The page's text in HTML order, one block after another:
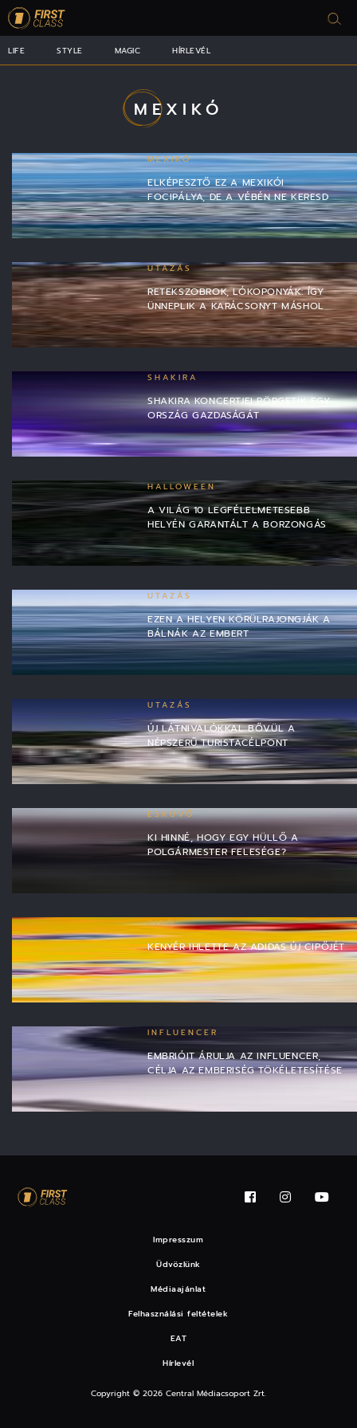
LIFE STYLE MAGIC HÍRLEVÉL
MEXIKÓ
MEXIKÓ
ELKÉPESZTŐ EZ A MEXIKÓI
FOCIPÁLYA, DE A VÉBÉN NE KERESD
UTAZÁS
RETEKSZOBROK, LÓKOPONYÁK: ÍGY
ÜNNEPLIK A KARÁCSONYT MÁSHOL
SHAKIRA
SHAKIRA KONCERTJEI PÖRGETIK EGY
ORSZÁG GAZDASÁGÁT
HALLOWEEN
A VILÁG 10 LEGFÉLELMETESEBB
HELYÉN GARANTÁLT A BORZONGÁS
UTAZÁS
EZEN A HELYEN KÖRÜLRAJONGJÁK A
BÁLNÁK AZ EMBERT
UTAZÁS
ÚJ LÁTNIVALÓKKAL BŐVÜL A
NÉPSZERŰ TURISTACÉLPONT
ESKÜVŐ
KI HINNÉ, HOGY EGY HÜLLŐ A
POLGÁRMESTER FELESÉGE?
CIPŐ
KENYÉR IHLETTE AZ ADIDAS ÚJ CIPŐJÉT
INFLUENCER
EMBRIÓIT ÁRULJA AZ INFLUENCER,
CÉLJA AZ EMBERISÉG TÖKÉLETESÍTÉSE
Impresszum
Üdvözlünk
Médiaajánlat
Felhasználási feltételek
EAT
Hírlevél
Copyright © 2026 Central Médiacsoport Zrt.